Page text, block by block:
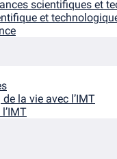
scientifiques et
et
la vie avec l’IMT